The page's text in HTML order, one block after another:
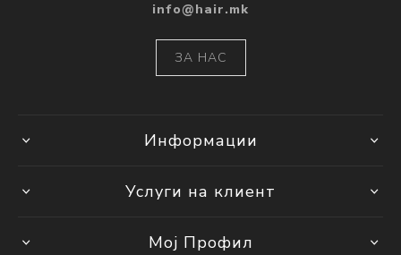
info@hair.mk
ЗА НАС
Информации
Услуги на клиент
Мој Профил